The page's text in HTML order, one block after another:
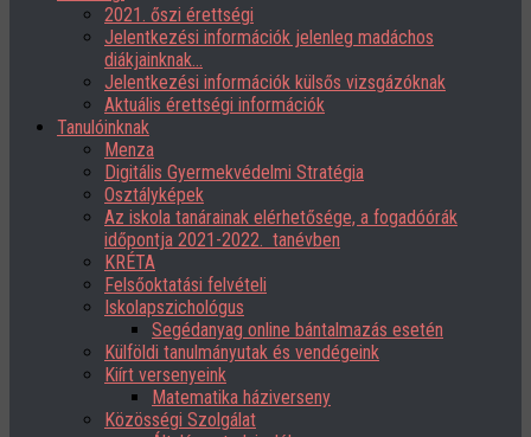
2021. őszi érettségi
Jelentkezési információk jelenleg madáchos
diákjainknak…
Jelentkezési információk külsős vizsgázóknak
Aktuális érettségi információk
Tanulóinknak
Menza
Digitális Gyermekvédelmi Stratégia
Osztályképek
Az iskola tanárainak elérhetősége, a fogadóórák
időpontja 2021-2022. tanévben
KRÉTA
Felsőoktatási felvételi
Iskolapszichológus
Segédanyag online bántalmazás esetén
Külföldi tanulmányutak és vendégeink
Kiírt versenyeink
Matematika háziverseny
Közösségi Szolgálat